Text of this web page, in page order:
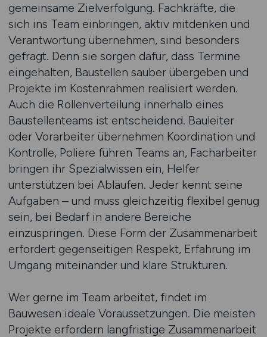
gemeinsame Zielverfolgung. Fachkräfte, die
sich ins Team einbringen, aktiv mitdenken und
Verantwortung übernehmen, sind besonders
gefragt. Denn sie sorgen dafür, dass Termine
eingehalten, Baustellen sauber übergeben und
Projekte im Kostenrahmen realisiert werden.
Auch die Rollenverteilung innerhalb eines
Baustellenteams ist entscheidend. Bauleiter
oder Vorarbeiter übernehmen Koordination und
Kontrolle, Poliere führen Teams an, Facharbeiter
bringen ihr Spezialwissen ein, Helfer
unterstützen bei Abläufen. Jeder kennt seine
Aufgaben – und muss gleichzeitig flexibel genug
sein, bei Bedarf in andere Bereiche
einzuspringen. Diese Form der Zusammenarbeit
erfordert gegenseitigen Respekt, Erfahrung im
Umgang miteinander und klare Strukturen.
Wer gerne im Team arbeitet, findet im
Bauwesen ideale Voraussetzungen. Die meisten
Projekte erfordern langfristige Zusammenarbeit